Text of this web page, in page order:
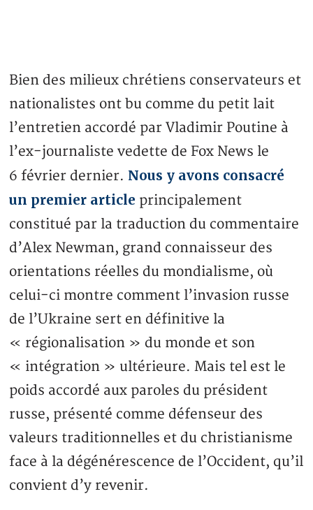
Bien des milieux chrétiens conservateurs et
nationalistes ont bu comme du petit lait
l’entretien accordé par Vladimir Poutine à
l’ex-journaliste vedette de Fox News le
6 février dernier. Nous y avons consacré
un premier article principalement
constitué par la traduction du commentaire
d’Alex Newman, grand connaisseur des
orientations réelles du mondialisme, où
celui-ci montre comment l’invasion russe
de l’Ukraine sert en définitive la
« régionalisation » du monde et son
« intégration » ultérieure. Mais tel est le
poids accordé aux paroles du président
russe, présenté comme défenseur des
valeurs traditionnelles et du christianisme
face à la dégénérescence de l’Occident, qu’il
convient d’y revenir.